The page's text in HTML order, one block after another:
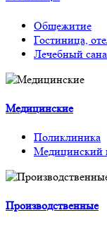
Общежитие
Гостиница,
Лечебный
Медицинские
Поликлиника
Медицинский
Производственные